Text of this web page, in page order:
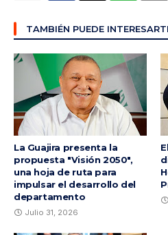
TAMBIÉN PUEDE
La Guajira presenta la
propuesta "Visión 2050",
una hoja de ruta para
impulsar el desarrollo del
departamento
Julio 31, 2026